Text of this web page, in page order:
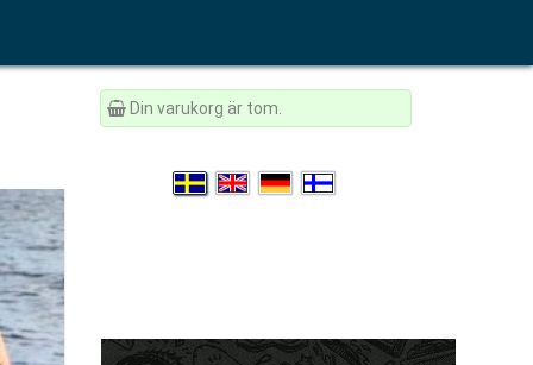
Din varukorg är tom.